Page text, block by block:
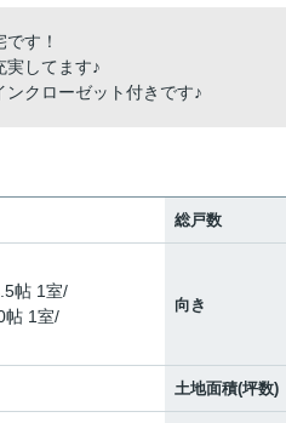
す！
実してます♪
クローゼット付きです♪
総戸数
帖 1室/
帖 1室/
向き
土地面積(坪数)